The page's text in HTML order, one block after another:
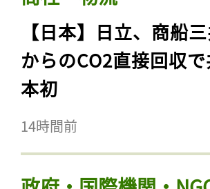
【日本】日立、商船
からのCO2直接回収
本初
14時間前